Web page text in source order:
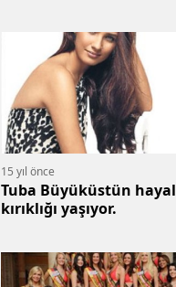
15 yıl önce
Tuba Büyüküstün hayal
kırıklığı yaşıyor.